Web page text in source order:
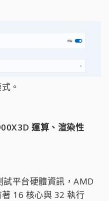
。
運算、渲染性
試平台硬體資訊，AMD
16 核心與 32 執行